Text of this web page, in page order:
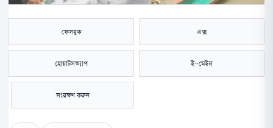
ফেসবুক এক্স
হোয়াটসঅ্যাপ ই-মেইল
সংরক্ষণ করুন